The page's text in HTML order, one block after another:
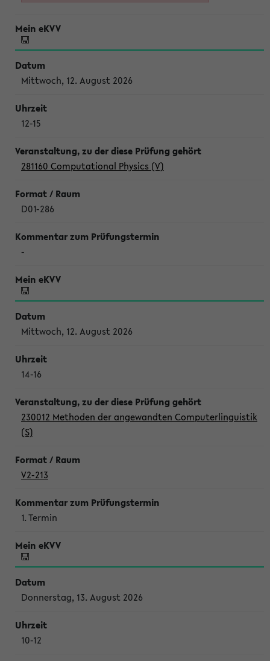
Mittwoch, 12. August 2026
12-15
281160 Computational Physics (V)
D01-286
-
Mittwoch, 12. August 2026
14-16
230012 Methoden der angewandten Computerlinguistik
(S)
V2-213
1. Termin
Donnerstag, 13. August 2026
10-12